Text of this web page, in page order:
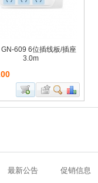
609 6位插线板/插座
3.0m
最新公告 促销信息